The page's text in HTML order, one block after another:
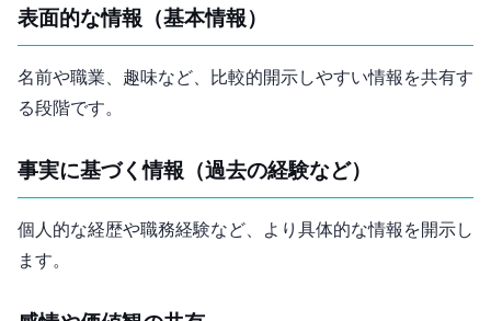
表面的な情報（基本情報）
名前や職業、趣味など、比較的開示しやすい情報を共有す
る段階です。
事実に基づく情報（過去の経験など）
個人的な経歴や職務経験など、より具体的な情報を開示し
ます。